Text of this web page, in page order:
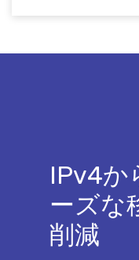
IPv4か
ーズな
削減